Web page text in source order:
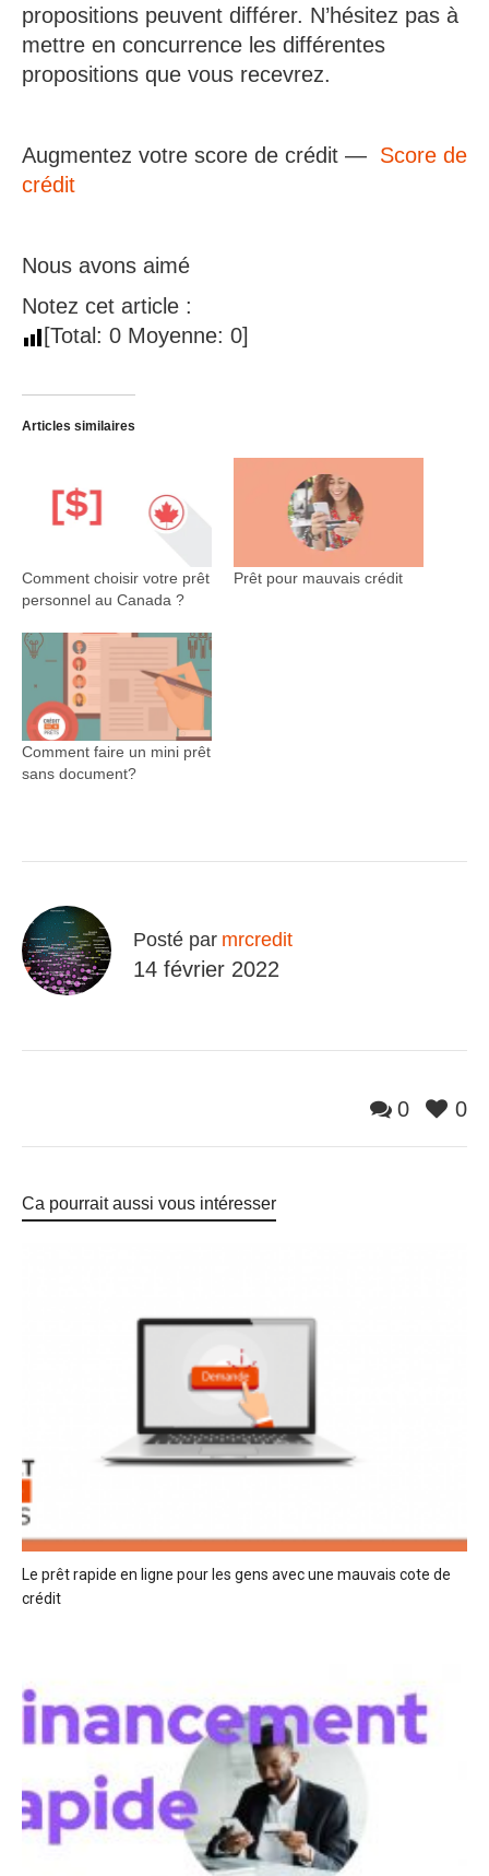
propositions peuvent différer. N’hésitez pas à
mettre en concurrence les différentes
propositions que vous recevrez.
Augmentez votre score de crédit — Score de
crédit
Nous avons aimé
Notez cet article :
[Total: 0 Moyenne: 0]
Articles similaires
Comment choisir votre prêt
personnel au Canada ?
Prêt pour mauvais crédit
Comment faire un mini prêt
sans document?
Posté par mrcredit
14 février 2022
0
0
Ca pourrait aussi vous intéresser
Le prêt rapide en ligne pour les gens avec une mauvais cote de
crédit